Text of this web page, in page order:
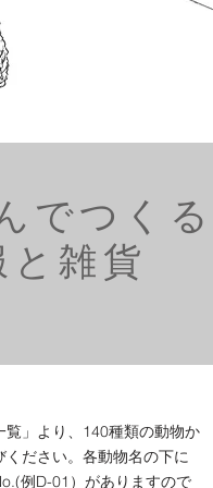
でつく
雑貨
覧」より、140種類の動物か
ください。各動物名の下に
例D-01）がありますので